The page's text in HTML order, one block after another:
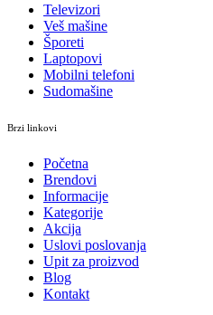
Televizori
Veš mašine
Šporeti
Laptopovi
Mobilni telefoni
Sudomašine
Brzi linkovi
Početna
Brendovi
Informacije
Kategorije
Akcija
Uslovi poslovanja
Upit za proizvod
Blog
Kontakt